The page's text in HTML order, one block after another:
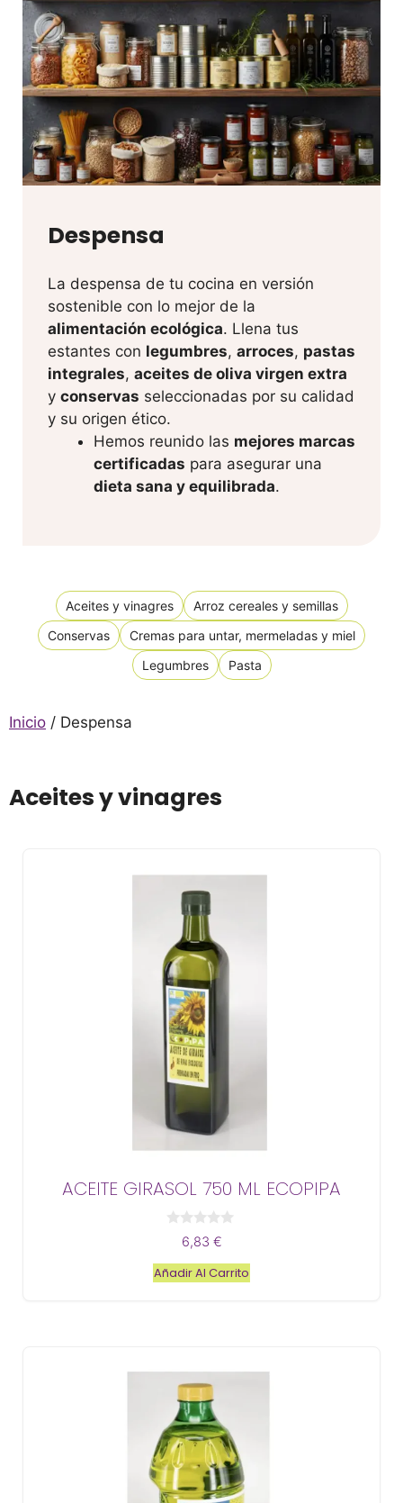
Despensa
La despensa de tu cocina en versión
sostenible con lo mejor de la
alimentación ecológica. Llena tus
estantes con legumbres, arroces, pastas
integrales, aceites de oliva virgen extra
y conservas seleccionadas por su calidad
y su origen ético.
Hemos reunido las mejores marcas
certificadas para asegurar una
dieta sana y equilibrada.
Aceites y vinagres
Arroz cereales y semillas
Conservas
Cremas para untar, mermeladas y miel
Legumbres
Pasta
Inicio / Despensa
Aceites y vinagres
ACEITE GIRASOL 750 ML ECOPIPA
e
5
6,83 €
Añadir Al Carrito